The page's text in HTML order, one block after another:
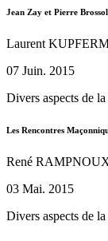
Jean Zay et Pierre
Laurent
07 Juin. 2015
Divers aspects de
Les Rencontres
René
03 Mai. 2015
Divers aspects de